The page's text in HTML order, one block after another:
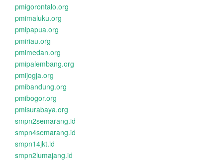
pmigorontalo.org
pmimaluku.org
pmipapua.org
pmiriau.org
pmimedan.org
pmipalembang.org
pmijogja.org
pmibandung.org
pmibogor.org
pmisurabaya.org
smpn2semarang.id
smpn4semarang.id
smpn14jkt.id
smpn2lumajang.id